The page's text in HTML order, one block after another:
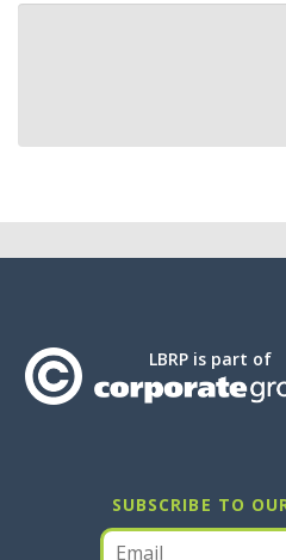
LBRP is part of
SUBSCRIBE TO